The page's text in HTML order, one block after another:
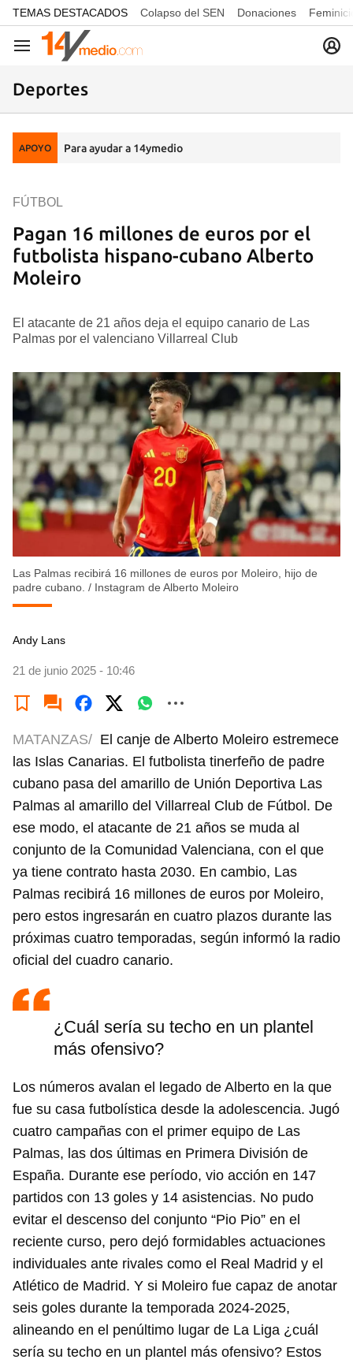
common.go-to-content
TEMAS DESTACADOS Colapso del SEN Donaciones
Navegación
Deportes
APOYO Para ayudar a 14ymedio
Pagan 16 millones de euros por el
futbolista hispano-cubano Alberto
Moleiro
FÚTBOL
El atacante de 21 años deja el equipo canario de Las
Palmas por el valenciano Villarreal Club
Las Palmas recibirá 16 millones de euros por Moleiro, hijo de
padre cubano. / Instagram de Alberto Moleiro
Andy Lans
21 de junio 2025 - 10:46
MATANZAS/ El canje de Alberto Moleiro estremece
las Islas Canarias. El futbolista tinerfeño de padre
cubano pasa del amarillo de Unión Deportiva Las
Palmas al amarillo del Villarreal Club de Fútbol. De
ese modo, el atacante de 21 años se muda al
conjunto de la Comunidad Valenciana, con el que
ya tiene contrato hasta 2030. En cambio, Las
Palmas recibirá 16 millones de euros por Moleiro,
pero estos ingresarán en cuatro plazos durante las
próximas cuatro temporadas, según informó la radio
oficial del cuadro canario.
¿Cuál sería su techo en un plantel
más ofensivo?
Los números avalan el legado de Alberto en la que
fue su casa futbolística desde la adolescencia. Jugó
cuatro campañas con el primer equipo de Las
Palmas, las dos últimas en Primera División de
España. Durante ese período, vio acción en 147
partidos con 13 goles y 14 asistencias. No pudo
evitar el descenso del conjunto “Pio Pio” en el
reciente curso, pero dejó formidables actuaciones
individuales ante rivales como el Real Madrid y el
Atlético de Madrid. Y si Moleiro fue capaz de anotar
seis goles durante la temporada 2024-2025,
alineando en el penúltimo lugar de La Liga ¿cuál
sería su techo en un plantel más ofensivo? Estos